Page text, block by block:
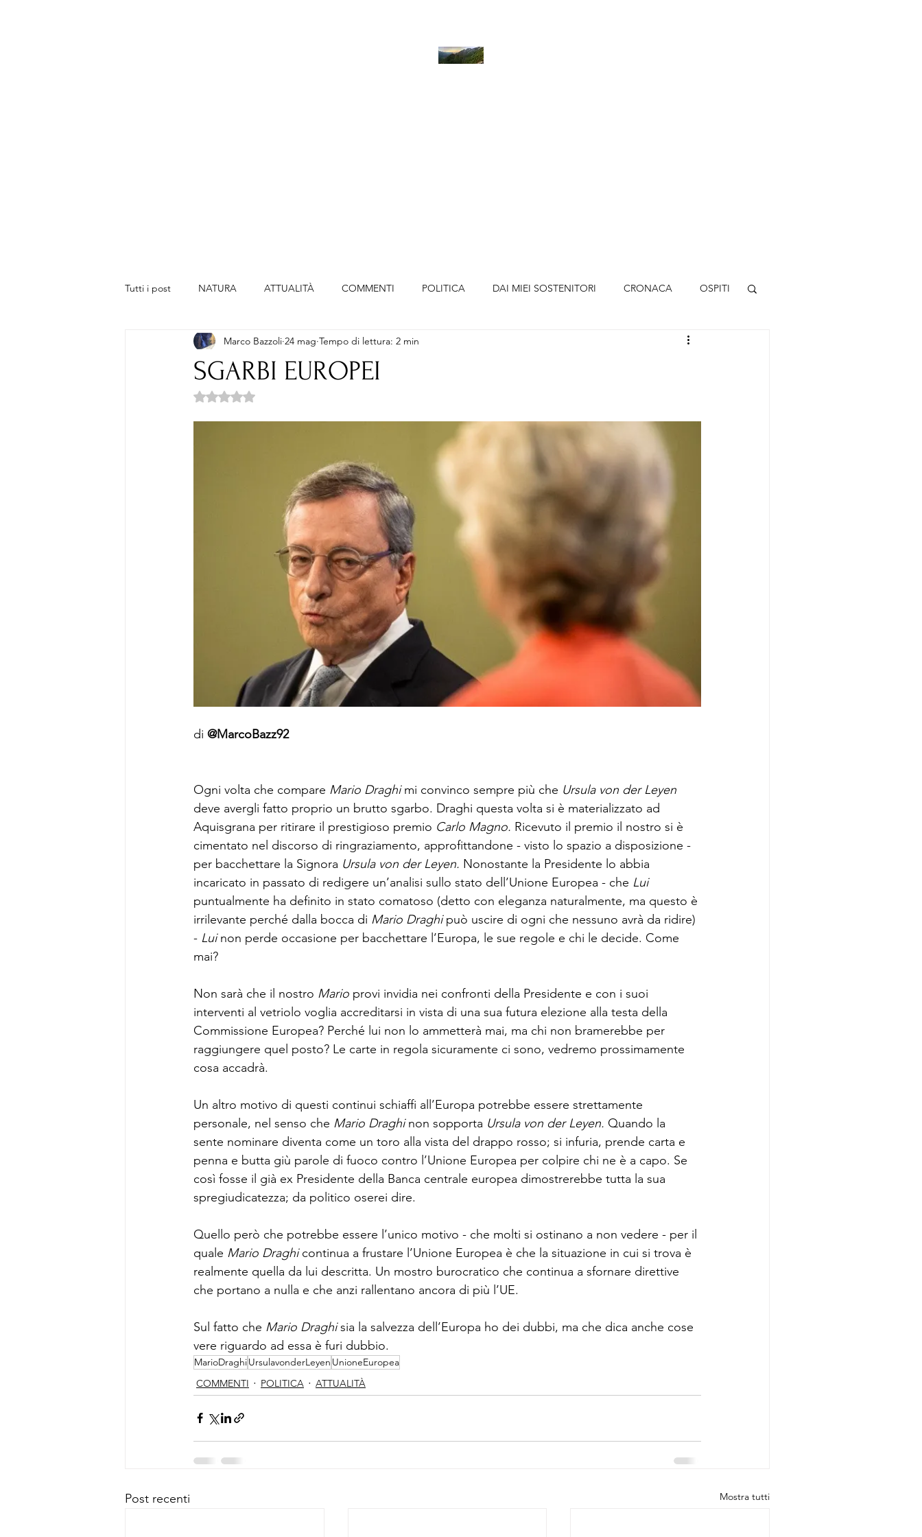
Tutti i post NATURA ATTUALITÀ COMMENTI POLITICA DAI MIEI SOSTENITORI CRONACA OSPITI
SGARBI EUROPEI
Marco Bazzoli 24 mag Tempo di lettura: 2 min
Valutazione NaN stelle su 5.
di @MarcoBazz92
Ogni volta che compare Mario Draghi mi convinco sempre più che Ursula von der Leyen
deve avergli fatto proprio un brutto sgarbo. Draghi questa volta si è materializzato ad
Aquisgrana per ritirare il prestigioso premio Carlo Magno. Ricevuto il premio il nostro si è
cimentato nel discorso di ringraziamento, approfittandone - visto lo spazio a disposizione -
per bacchettare la Signora Ursula von der Leyen. Nonostante la Presidente lo abbia
incaricato in passato di redigere un’analisi sullo stato dell’Unione Europea - che Lui
puntualmente ha definito in stato comatoso (detto con eleganza naturalmente, ma questo è
irrilevante perché dalla bocca di Mario Draghi può uscire di ogni che nessuno avrà da ridire)
- Lui non perde occasione per bacchettare l’Europa, le sue regole e chi le decide. Come
mai?
Non sarà che il nostro Mario provi invidia nei confronti della Presidente e con i suoi
interventi al vetriolo voglia accreditarsi in vista di una sua futura elezione alla testa della
Commissione Europea? Perché lui non lo ammetterà mai, ma chi non bramerebbe per
raggiungere quel posto? Le carte in regola sicuramente ci sono, vedremo prossimamente
cosa accadrà.
Un altro motivo di questi continui schiaffi all’Europa potrebbe essere strettamente
personale, nel senso che Mario Draghi non sopporta Ursula von der Leyen. Quando la
sente nominare diventa come un toro alla vista del drappo rosso; si infuria, prende carta e
penna e butta giù parole di fuoco contro l’Unione Europea per colpire chi ne è a capo. Se
così fosse il già ex Presidente della Banca centrale europea dimostrerebbe tutta la sua
spregiudicatezza; da politico oserei dire.
Quello però che potrebbe essere l’unico motivo - che molti si ostinano a non vedere - per il
quale Mario Draghi continua a frustare l’Unione Europea è che la situazione in cui si trova è
realmente quella da lui descritta. Un mostro burocratico che continua a sfornare direttive
che portano a nulla e che anzi rallentano ancora di più l’UE.
Sul fatto che Mario Draghi sia la salvezza dell’Europa ho dei dubbi, ma che dica anche cose
vere riguardo ad essa è furi dubbio.
MarioDraghiUrsulavonderLeyen UnioneEuropea
COMMENTI
POLITICA ATTUALITÀ
Post recenti Mostra tutti